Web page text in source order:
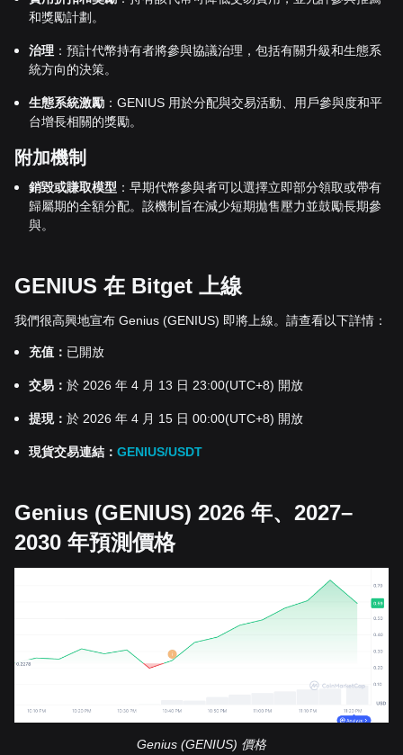
和獎勵計劃。
治理 ：預計代幣持有者將參與協議治理，包括有關升級和生態系
統方向的決策。
生態系統激勵 ：GENIUS 用於分配與交易活動、用戶參與度和平
台增長相關的獎勵。
附加機制
銷毀或賺取模型 ：早期代幣參與者可以選擇立即部分領取或帶有
歸屬期的全額分配。該機制旨在減少短期拋售壓力並鼓勵長期參
與。
GENIUS 在 Bitget 上線
我們很高興地宣布 Genius (GENIUS) 即將上線。請查看以下詳情：
充值： 已開放
交易： 於 2026 年 4 月 13 日 23:00(UTC+8) 開放
提現： 於 2026 年 4 月 15 日 00:00(UTC+8) 開放
現貨交易連結： GENIUS/USDT
Genius (GENIUS) 2026 年、2027–
2030 年預測價格
Genius (GENIUS) 價格